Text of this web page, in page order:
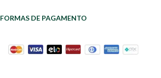
FORMAS DE PAGAMENTO